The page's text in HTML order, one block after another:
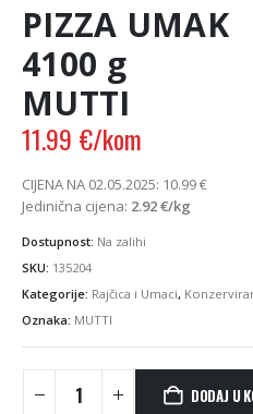
PIZZA UMAK
4100 g
MUTTI
11.99 €/kom
CIJENA NA 02.05.2025: 10.99€
Jedinična cijena: 2.92€/kg
Dostupnost: Na zalihi
SKU: 135204
Kategorije: Rajčica i Umaci,
Oznaka: MUTTI
DODAJ U